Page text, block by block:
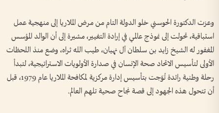
وعزت الدكتورة الحوسني خلو الدولة التام من مرض الملاريا إلى منهجية عمل
استباقية، تحولت إلى نموذج عالمي في إرادة التغيير، مشيرة إلى أن الوالد المؤسس
المغفور له الشيخ زايد بن سلطان آل نهيان، طيب الله ثراه، وضع منذ اللحظات
الأولى لتأسيس الاتحاد صحة الإنسان في صدارة الأولويات الاستراتيجية، لتبدأ
رحلة وطنية رائدة تُوّجت بتأسيس إدارة مركزية لمكافحة الملاريا عام 1979، قبل
أن تتحول هذه الجهود إلى قصة نجاح صحية تلهم العالم.